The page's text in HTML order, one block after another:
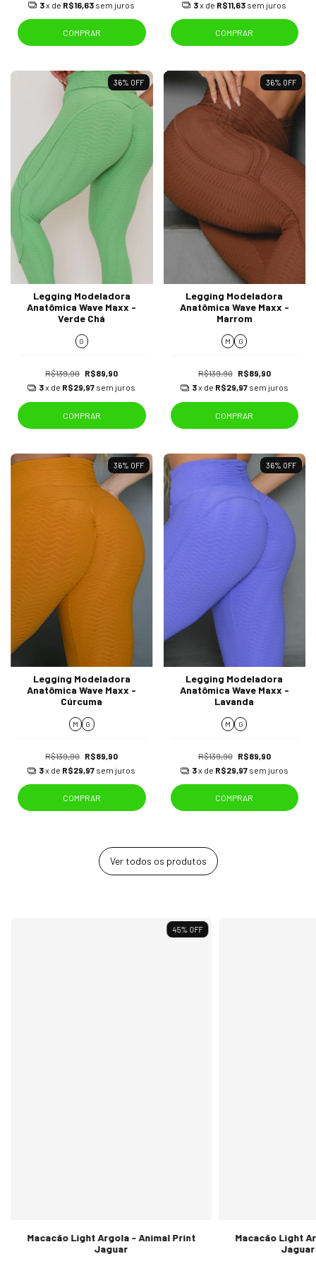
3x de R$16,63 sem juros
COMPRAR
3x de R$11,63 sem juros
COMPRAR
36% OFF
Legging Modeladora
Anatômica Wave Maxx -
Verde Chá
G
R$139,90 R$89,90
3x de R$29,97 sem juros
COMPRAR
36% OFF
Legging Modeladora
Anatômica Wave Maxx -
Marrom
M G
R$139,90 R$89,90
3x de R$29,97 sem juros
COMPRAR
36% OFF
Legging Modeladora
Anatômica Wave Maxx -
Cúrcuma
M G
R$139,90 R$89,90
3x de R$29,97 sem juros
COMPRAR
36% OFF
Legging Modeladora
Anatômica Wave Maxx -
Lavanda
M G
R$139,90 R$89,90
3x de R$29,97 sem juros
COMPRAR
Ver todos os produtos
45% OFF
Macacão Light Argola - Animal Print
Jaguar
Macacão Light
Jaguar